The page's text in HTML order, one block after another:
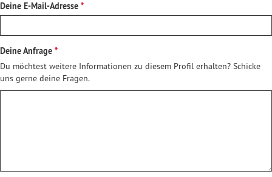
Deine E-Mail-Adresse
Deine Anfrage
Du möchtest weitere Informationen zu diesem Profil erhalten? Schicke
uns gerne deine Fragen.